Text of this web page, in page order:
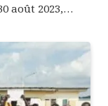
août 2023,…